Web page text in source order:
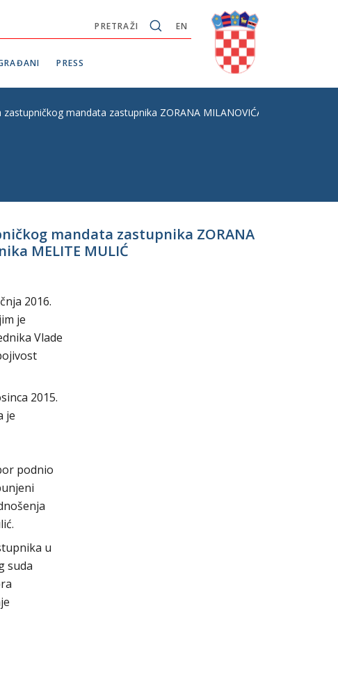
EN
PRETRAŽI
PRESS
mandata zastupnika ZORANA MILANOVIĆA i prestanku
mandata zastupnika ZORANA
MELITE MULIĆ
2016.
je
Vlade
2015.
je
podnio
u
suda